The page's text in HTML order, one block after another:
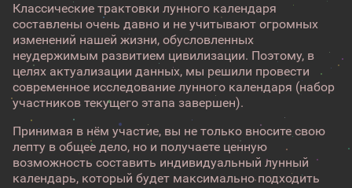
Классические трактовки лунного календаря
составлены очень давно и не учитывают огромных
изменений нашей жизни, обусловленных
неудержимым развитием цивилизации. Поэтому, в
целях актуализации данных, мы решили провести
современное исследование лунного календаря (набор
участников текущего этапа завершен).
Принимая в нём участие, вы не только вносите свою
лепту в общее дело, но и получаете ценную
возможность составить индивидуальный лунный
календарь, который будет максимально подходить